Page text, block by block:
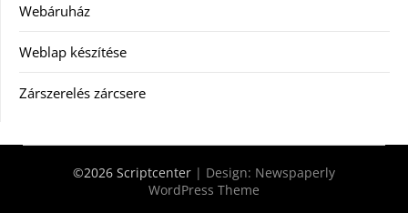
Webáruház
Weblap készítése
Zárszerelés zárcsere
©2026 Scriptcenter | Design: Newspaperly
WordPress Theme